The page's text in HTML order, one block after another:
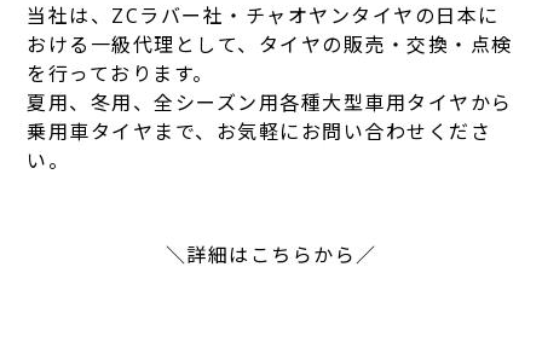
当社は、ZCラバー社・チャオヤンタイヤの日本に
おける一級代理として、タイヤの販売・交換・点検
を行っております。
夏用、冬用、全シーズン用各種大型車用タイヤから
乗用車タイヤまで、お気軽にお問い合わせくださ
い。
＼詳細はこちらから／